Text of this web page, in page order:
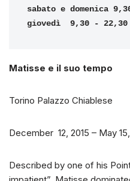
sabato e domenica
giovedì  9,30 - 22,30
Matisse e il suo tempo
Torino Palazzo Chiablese
December 12, 2015 – May
Described by one of his